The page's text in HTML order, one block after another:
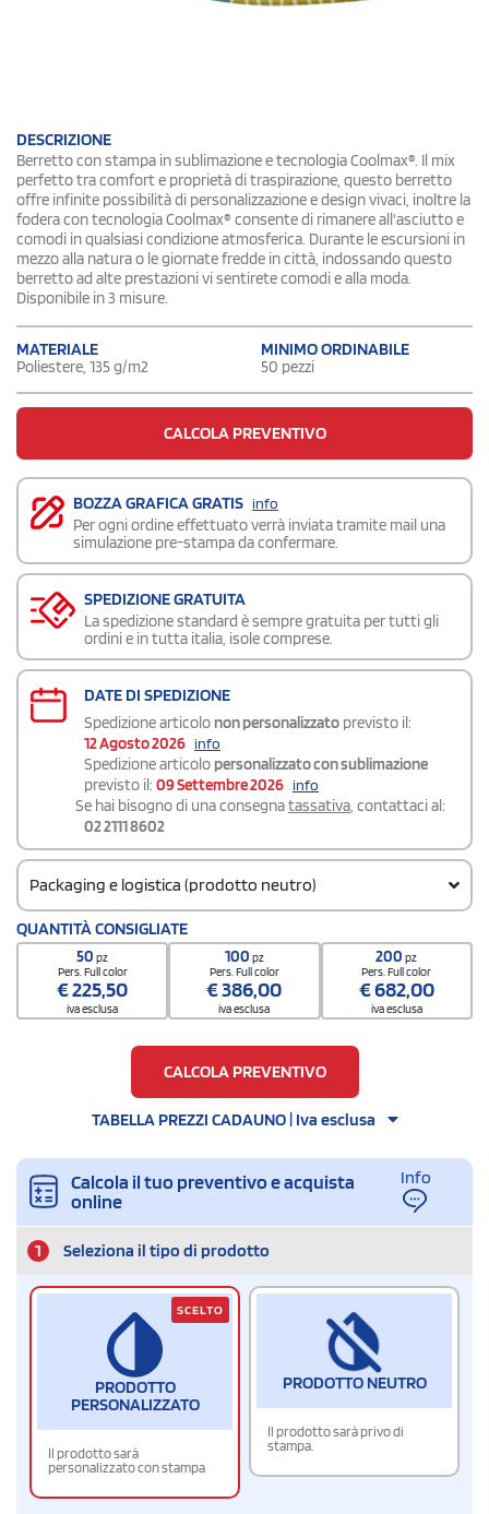
DESCRIZIONE
Berretto con stampa in sublimazione e tecnologia Coolmax®. Il mix
perfetto tra comfort e proprietà di traspirazione, questo berretto
offre infinite possibilità di personalizzazione e design vivaci, inoltre la
fodera con tecnologia Coolmax® consente di rimanere all'asciutto e
comodi in qualsiasi condizione atmosferica. Durante le escursioni in
mezzo alla natura o le giornate fredde in città, indossando questo
berretto ad alte prestazioni vi sentirete comodi e alla moda.
Disponibile in 3 misure.
MATERIALE
Poliestere, 135 g/m2
MINIMO ORDINABILE
50 pezzi
CALCOLA PREVENTIVO
BOZZA GRAFICA GRATIS info
Per ogni ordine effettuato verrà inviata tramite mail una
simulazione pre-stampa da confermare.
SPEDIZIONE GRATUITA
La spedizione standard è sempre gratuita per tutti gli
ordini e in tutta italia, isole comprese.
DATE DI SPEDIZIONE
Spedizione articolo non personalizzato previsto il:
12 Agosto 2026 info
Spedizione articolo personalizzato con sublimazione
previsto il: 09 Settembre 2026 info
Se hai bisogno di una consegnatassativa, contattaci al:
02 2111 8602
Packaging e logistica (prodotto neutro)
Codice doganale
6214300090000000000000
Quantità per scatola
QUANTITÀ CONSIGLIATE
50pz
Pers. Full color
€225,50
iva esclusa
100 pz
Pers. Full color
€386,00
iva esclusa
200pz
Pers. Full color
€682,00
iva esclusa
CALCOLA PREVENTIVO
TABELLA PREZZI CADAUNO | Iva esclusa
Calcola il tuo preventivo e acquista
online
Info
1 Seleziona il tipo di prodotto
PRODOTTO
PERSONALIZZATO
Il prodotto sarà
personalizzato con stampa
SCELTO
PRODOTTO NEUTRO
Il prodotto sarà privo di
stampa.